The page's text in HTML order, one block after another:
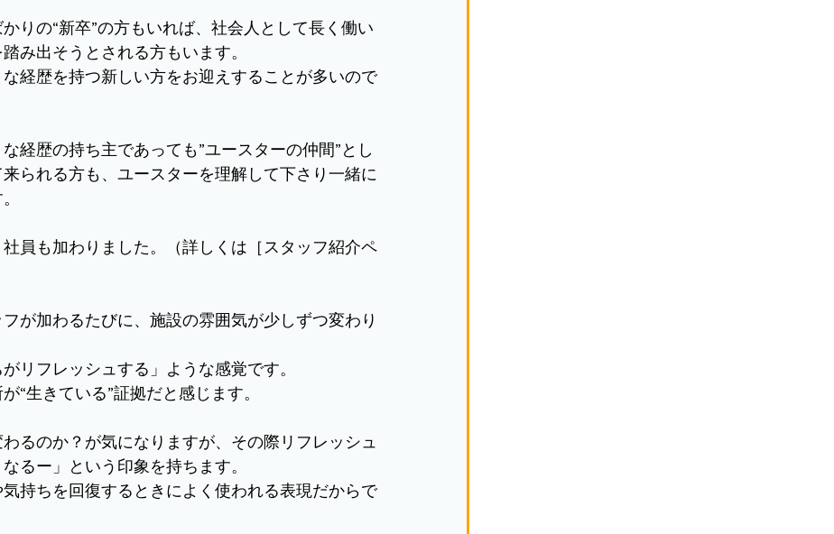
りの“新卒”の方もいれば、社会人として長く働い
み出そうとされる方もいます。
経歴を持つ新しい方をお迎えすることが多いので
経歴の持ち主であっても”ユースターの仲間”とし
られる方も、ユースターを理解して下さり一緒に
員も加わりました。（詳しくは［スタッフ紹介ペ
が加わるたびに、施設の雰囲気が少しずつ変わり
リフレッシュする」ような感覚です。
“生きている”証拠だと感じます。
るのか？が気になりますが、その際リフレッシュ
るー」という印象を持ちます。
持ちを回復するときによく使われる表現だからで